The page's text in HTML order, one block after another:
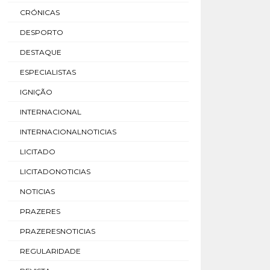
CRÓNICAS
DESPORTO
DESTAQUE
ESPECIALISTAS
IGNIÇÃO
INTERNACIONAL
INTERNACIONALNOTICIAS
LICITADO
LICITADONOTICIAS
NOTICIAS
PRAZERES
PRAZERESNOTICIAS
REGULARIDADE